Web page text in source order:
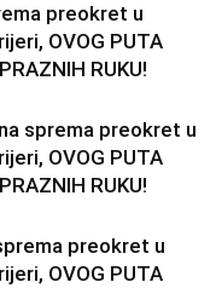
preokret u
OVOG PUTA
RUKU!
sprema preokret u
OVOG PUTA
RUKU!
preokret u
OVOG PUTA